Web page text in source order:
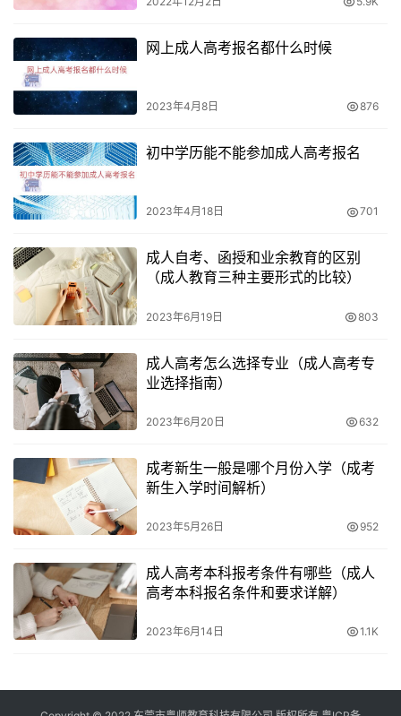
网上成人高考报名都什么时候
2023年4月8日 876
初中学历能不能参加成人高考报名
2023年4月18日 701
成人自考、函授和业余教育的区别
（成人教育三种主要形式的比较）
2023年6月19日 803
成人高考怎么选择专业（成人高考专
业选择指南）
2023年6月20日 632
成考新生一般是哪个月份入学（成考
新生入学时间解析）
2023年5月26日 952
成人高考本科报考条件有哪些（成人
高考本科报名条件和要求详解）
2023年6月14日 1.1K